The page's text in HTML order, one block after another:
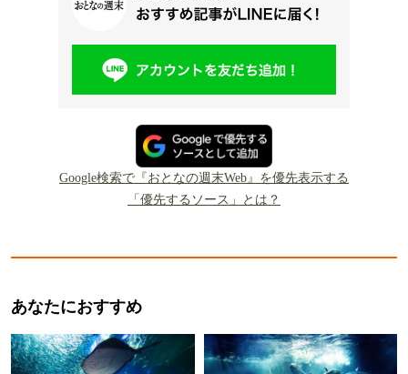
Google検索で『おとなの週末Web』を優先表示する
「優先するソース」とは？
あなたにおすすめ